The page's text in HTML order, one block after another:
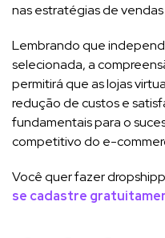
nas estratégias de
Lembrando que
selecionada, a
permitirá que as lojas
redução de custos e
fundamentais para o
competitivo do e-
Você quer fazer
se cadastre